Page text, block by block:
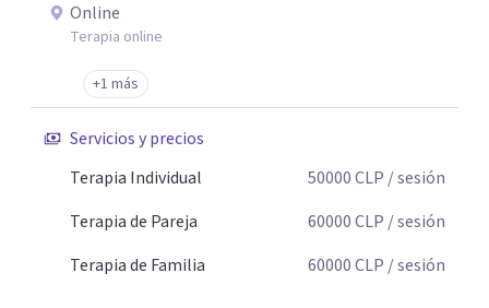
Online
Terapia online
+1 más
Servicios y precios
Terapia Individual
50000CLP / sesión
Terapia de Pareja
60000CLP / sesión
Terapia de Familia
60000CLP / sesión